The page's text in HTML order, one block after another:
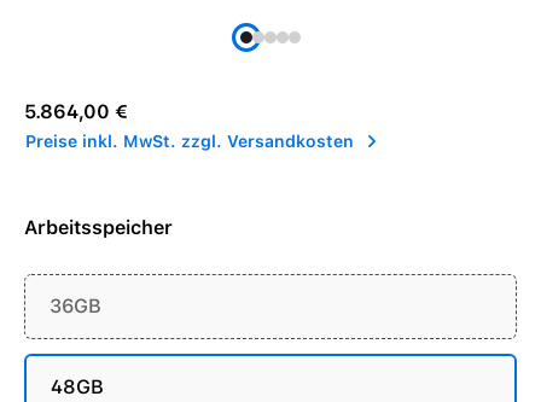
Regulärer Preis:
5.864,00 €
Preise inkl. MwSt. zzgl. Versandkosten
Arbeitsspeicher
36GB
48GB